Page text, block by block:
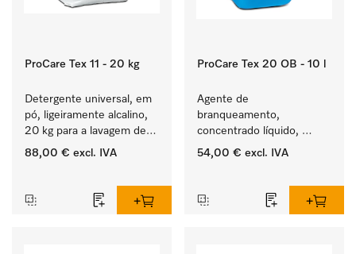
ProCare Tex 11 - 20 kg
Detergente universal, em
pó, ligeiramente alcalino,
20 kg para a lavagem de
têxteis brancos e de
88,00 € excl. IVA
ProCare Tex 20 OB - 10 l
Agente de
branqueamento,
concentrado líquido,
ácido, 10 l para a remoção
54,00 € excl. IVA